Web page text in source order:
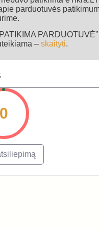
parduotuvės
PARDUOTUVĖ”
– skaityti.
0